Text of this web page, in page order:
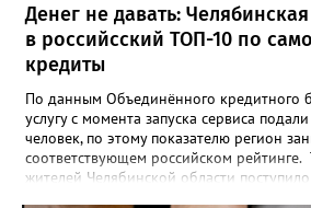
Денег не давать:
в российсский ТОП-10 по
кредиты
По данным Объединённого кредитного
услугу с момента запуска сервиса
человек, по этому показателю регион
соответствующем российском
жителей Челябинской области